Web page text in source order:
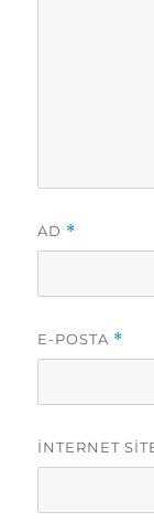
AD *
E-POSTA *
İNTERNET